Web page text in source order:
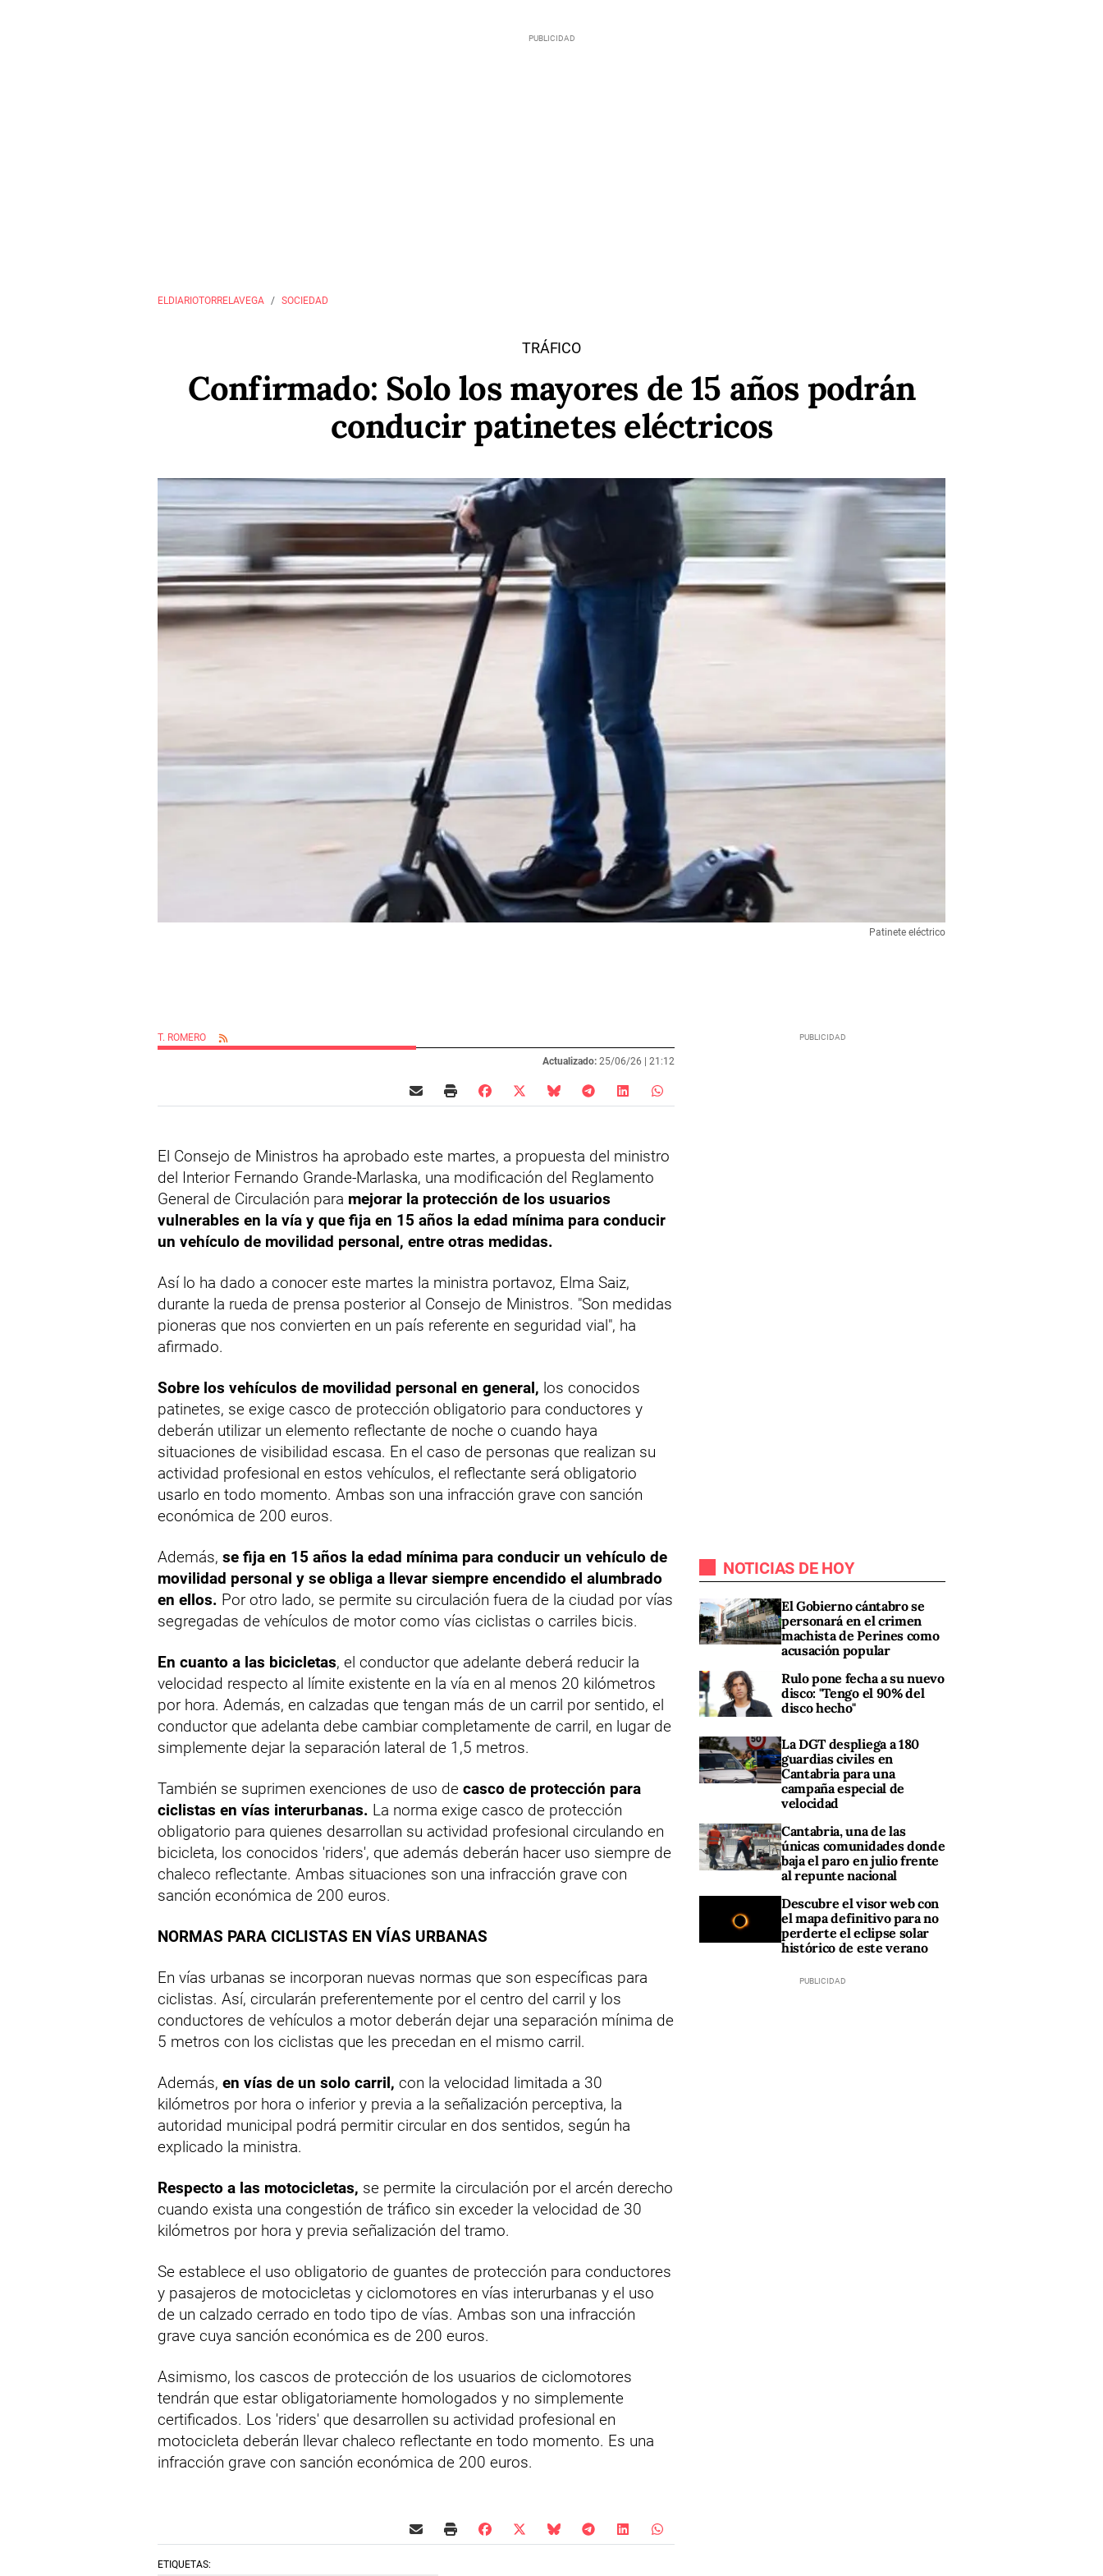
ELDIARIOTORRELAVEGA SOCIEDAD
TRÁFICO
Confirmado: Solo los mayores de 15 años podrán
conducir patinetes eléctricos
Patinete eléctrico
T. ROMERO
Actualizado: 25/06/26 | 21:12
El Consejo de Ministros ha aprobado este martes, a propuesta del ministro
del Interior Fernando Grande-Marlaska, una modificación del Reglamento
General de Circulación para mejorar la protección de los usuarios
vulnerables en la vía y que fija en 15 años la edad mínima para conducir
un vehículo de movilidad personal, entre otras medidas.
Así lo ha dado a conocer este martes la ministra portavoz, Elma Saiz,
durante la rueda de prensa posterior al Consejo de Ministros. "Son medidas
pioneras que nos convierten en un país referente en seguridad vial", ha
afirmado.
Sobre los vehículos de movilidad personal en general, los conocidos
patinetes, se exige casco de protección obligatorio para conductores y
deberán utilizar un elemento reflectante de noche o cuando haya
situaciones de visibilidad escasa. En el caso de personas que realizan su
actividad profesional en estos vehículos, el reflectante será obligatorio
usarlo en todo momento. Ambas son una infracción grave con sanción
económica de 200 euros.
Además, se fija en 15 años la edad mínima para conducir un vehículo de
movilidad personal y se obliga a llevar siempre encendido el alumbrado
en ellos. Por otro lado, se permite su circulación fuera de la ciudad por vías
segregadas de vehículos de motor como vías ciclistas o carriles bicis.
En cuanto a las bicicletas, el conductor que adelante deberá reducir la
velocidad respecto al límite existente en la vía en al menos 20 kilómetros
por hora. Además, en calzadas que tengan más de un carril por sentido, el
conductor que adelanta debe cambiar completamente de carril, en lugar de
simplemente dejar la separación lateral de 1,5 metros.
También se suprimen exenciones de uso de casco de protección para
ciclistas en vías interurbanas. La norma exige casco de protección
obligatorio para quienes desarrollan su actividad profesional circulando en
bicicleta, los conocidos 'riders', que además deberán hacer uso siempre de
chaleco reflectante. Ambas situaciones son una infracción grave con
sanción económica de 200 euros.
NORMAS PARA CICLISTAS EN VÍAS URBANAS
En vías urbanas se incorporan nuevas normas que son específicas para
ciclistas. Así, circularán preferentemente por el centro del carril y los
conductores de vehículos a motor deberán dejar una separación mínima de
5 metros con los ciclistas que les precedan en el mismo carril.
Además, en vías de un solo carril, con la velocidad limitada a 30
kilómetros por hora o inferior y previa a la señalización perceptiva, la
autoridad municipal podrá permitir circular en dos sentidos, según ha
explicado la ministra.
Respecto a las motocicletas, se permite la circulación por el arcén derecho
cuando exista una congestión de tráfico sin exceder la velocidad de 30
kilómetros por hora y previa señalización del tramo.
Se establece el uso obligatorio de guantes de protección para conductores
y pasajeros de motocicletas y ciclomotores en vías interurbanas y el uso
de un calzado cerrado en todo tipo de vías. Ambas son una infracción
grave cuya sanción económica es de 200 euros.
Asimismo, los cascos de protección de los usuarios de ciclomotores
tendrán que estar obligatoriamente homologados y no simplemente
certificados. Los 'riders' que desarrollen su actividad profesional en
motocicleta deberán llevar chaleco reflectante en todo momento. Es una
infracción grave con sanción económica de 200 euros.
ETIQUETAS:
NOTICIAS DE HOY
El Gobierno cántabro se
personará en el crimen
machista de Perines como
acusación popular
Rulo pone fecha a su nuevo
disco: "Tengo el 90% del
disco hecho"
La DGT despliega a 180
guardias civiles en
Cantabria para una
campaña especial de
velocidad
Cantabria, una de las
únicas comunidades donde
baja el paro en julio frente
al repunte nacional
Descubre el visor web con
el mapa definitivo para no
perderte el eclipse solar
histórico de este verano